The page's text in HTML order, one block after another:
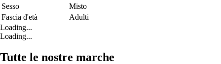
Sesso
Misto
Fascia d'età
Adulti
Loading...
Loading...
Tutte le nostre marche